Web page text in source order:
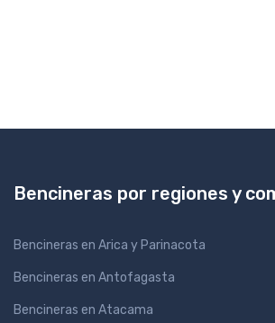
Bencineras por regiones y
Bencineras en Arica y Parinacota
Bencineras en Antofagasta
Bencineras en Atacama